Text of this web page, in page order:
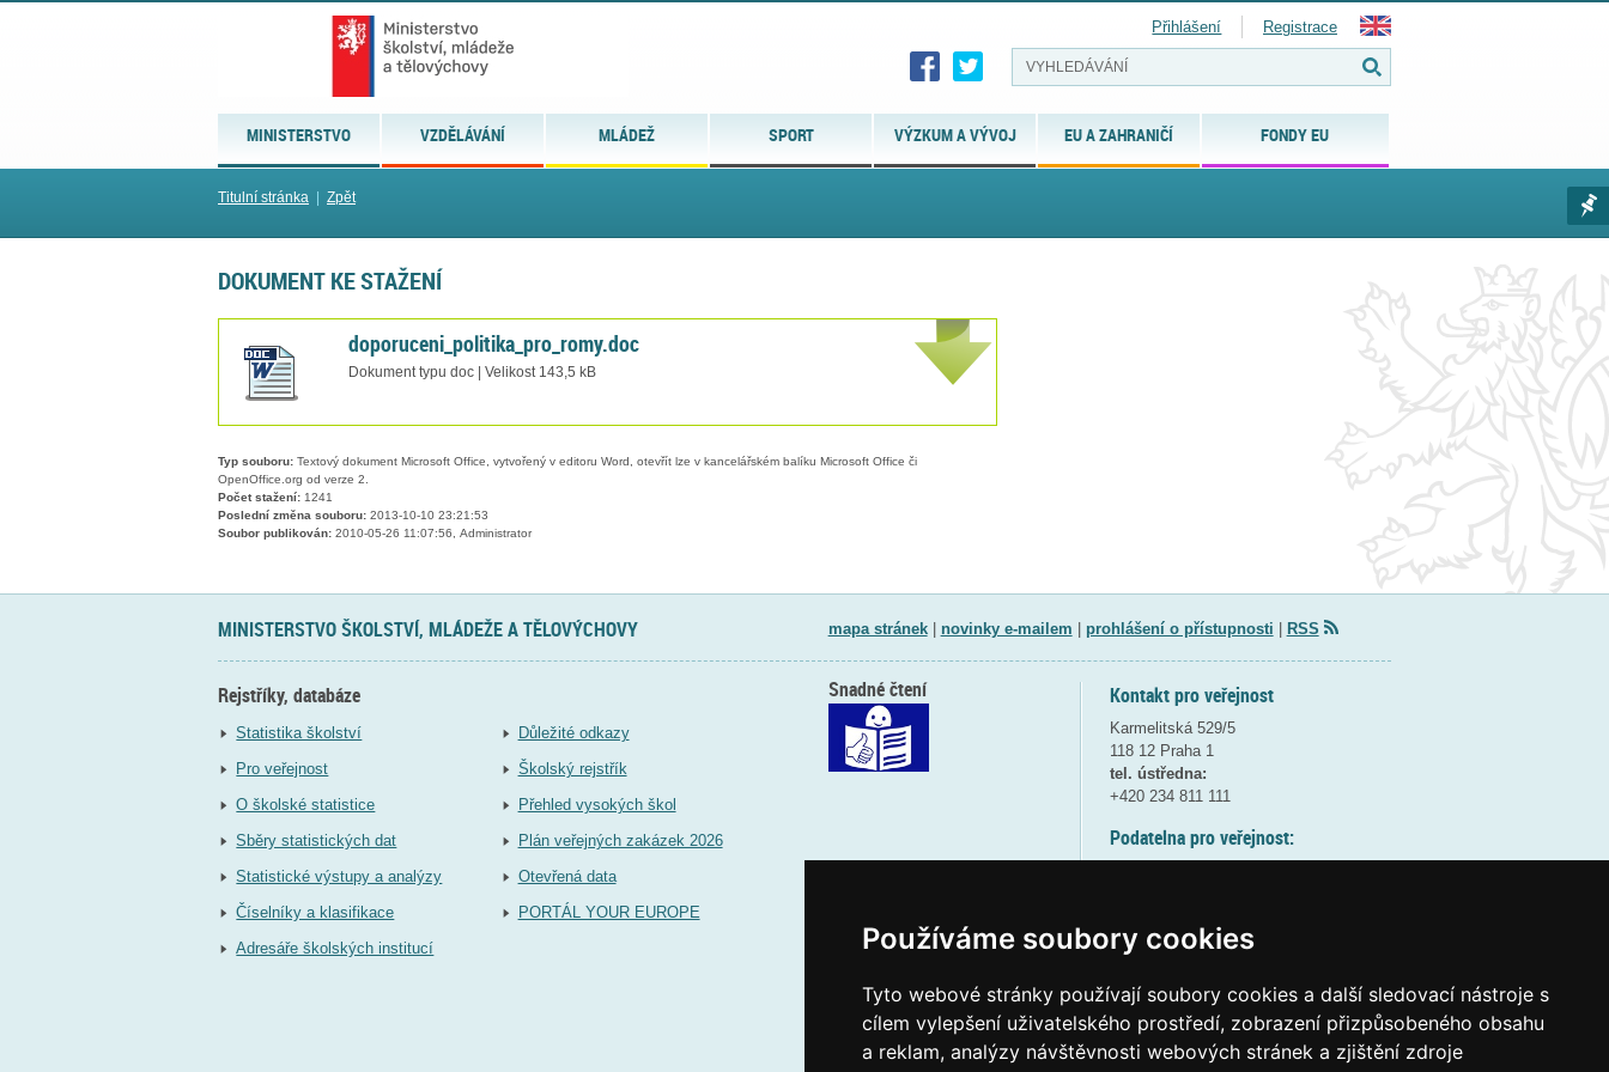
Používáme soubory cookies
Tyto webové stránky používají soubory cookies a další sledovací nástroje s
cílem vylepšení uživatelského prostředí, zobrazení přizpůsobeného obsahu
a reklam, analýzy návštěvnosti webových stránek a zjištění zdroje
MINISTERSTVO VZDĚLÁVÁNÍ MLÁDEŽ SPORT VÝZKUM A VÝVOJ EU A ZAHRANIČÍ FONDY EU
Přihlášení Registrace
Titulní stránka Zpět
DOKUMENT KE STAŽENÍ
doporuceni_politika_pro_romy.doc
Dokument typu doc | Velikost 143,5 kB
Typ souboru: Textový dokument Microsoft Office, vytvořený v editoru Word, otevřít lze v kancelářském balíku Microsoft Office či
OpenOffice.org od verze 2.
Počet stažení: 1241
Poslední změna souboru: 2013-10-10 23:21:53
Soubor publikován: 2010-05-26 11:07:56, Administrator
MINISTERSTVO ŠKOLSTVÍ, MLÁDEŽE A TĚLOVÝCHOVY mapa stránek| novinky e-mailem prohlášení o přístupnosti RSS
Rejstříky, databáze
Statistika školství
Pro veřejnost
O školské statistice
Sběry statistických dat
Statistické výstupy a analýzy
Číselníky a klasifikace
Adresáře školských institucí
Důležité odkazy
Školský rejstřík
Přehled vysokých škol
Plán veřejných zakázek 2026
Otevřená data
PORTÁL YOUR EUROPE
Kontakt pro veřejnost
Karmelitská 529/5
118 12 Praha 1
tel. ústředna:
+420 234 811 111
Podatelna pro veřejnost:
(více informací
Elektronická podatelna:
posta@msmtgov cz
Snadné čtení